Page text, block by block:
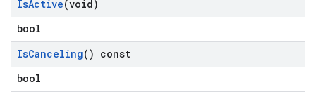
IsActive(void)
bool
IsCanceling() const
bool